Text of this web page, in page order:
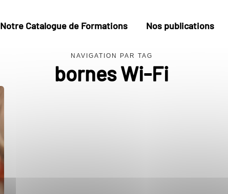
Notre Catalogue de Formations Nos publications
NAVIGATION PAR TAG
bornes Wi-Fi